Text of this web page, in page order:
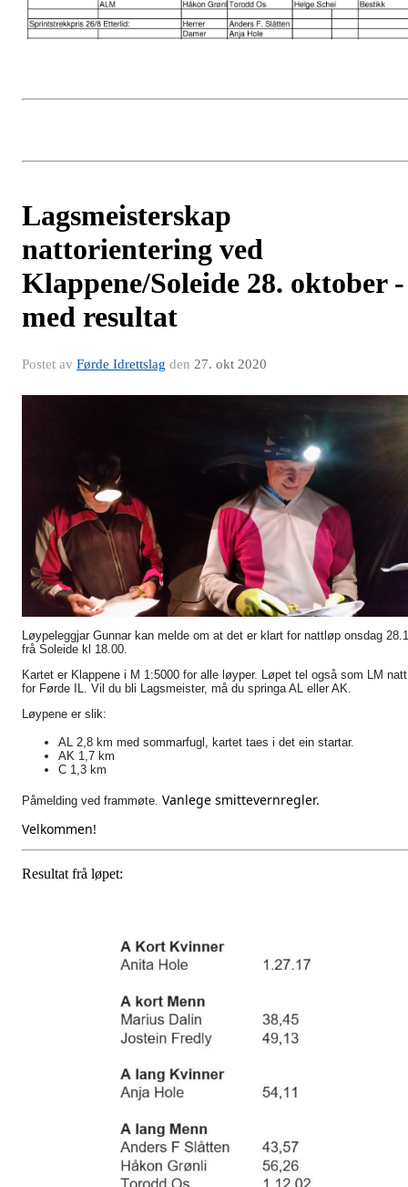
Lagsmeisterskap
nattorientering ved
Klappene/Soleide 28. oktober -
med resultat
Postet av Førde Idrettslag den 27. okt 2020
Løypeleggjar Gunnar kan melde om at det er klart for nattløp onsdag
frå Soleide kl 18.00.
Kartet er Klappene i M 1:5000 for alle løyper. Løpet tel også som LM natt
for Førde IL. Vil du bli Lagsmeister, må du springa AL eller AK.
Løypene er slik:
AL 2,8 km med sommarfugl, kartet taes i det ein startar.
AK 1,7 km
C 1,3 km
Påmelding ved frammøte. Vanlege smittevernregler.
Velkommen!
Resultat frå løpet: